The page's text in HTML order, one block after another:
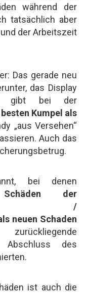
während der
tatsächlich aber
der Arbeitszeit
Das gerade neu
das Display
gibt bei der
Kumpel als
„aus Versehen“
Auch das
bei denen
der
/
neuen Schaden
Abschluss des
ist auch die